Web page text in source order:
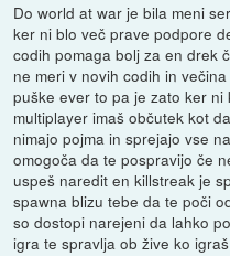
Do world at war je bila meni
ker ni blo več prave podpore
codih pomaga bolj za en drek
ne meri v novih codih in
puške ever to pa je zato ker
multiplayer imaš občutek kot
nimajo pojma in sprejajo vse
omogoča da te pospravijo če
uspeš naredit en killstreak je
spawna blizu tebe da te poči
so dostopi narejeni da lahko
igra te spravlja ob žive ko